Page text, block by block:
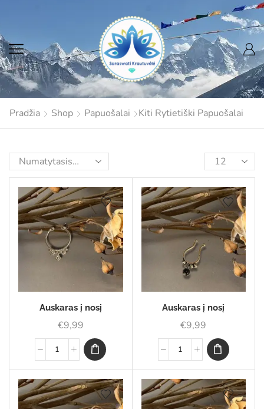
Pradžia Shop Papuošalai Kiti Rytietiški Papuošalai
Auskaras į nosį
€9,99
Auskaras į nosį
€9,99